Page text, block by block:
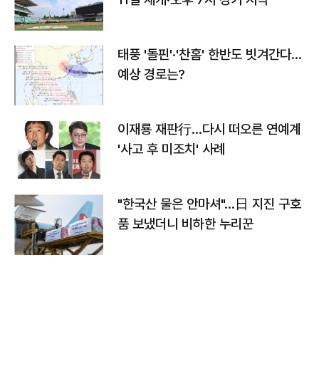
태풍 '돌핀'·'찬홈' 한반도 빗겨간다…
예상 경로는?
이재룡 재판行…다시 떠오른 연예계
'사고 후 미조치' 사례
"한국산 물은 안마셔"…日 지진 구호
품 보냈더니 비하한 누리꾼